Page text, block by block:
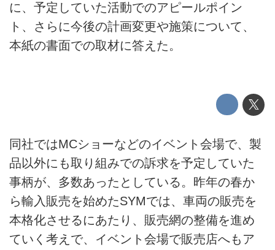
に、予定していた活動でのアピールポイン
ト、さらに今後の計画変更や施策について、
本紙の書面での取材に答えた。
同社ではMCショーなどのイベント会場で、製
品以外にも取り組みでの訴求を予定していた
事柄が、多数あったとしている。昨年の春か
ら輸入販売を始めたSYMでは、車両の販売を
本格化させるにあたり、販売網の整備を進め
ていく考えで、イベント会場で販売店へもア